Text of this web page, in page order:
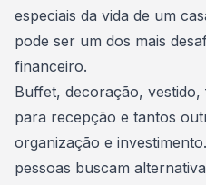
especiais da vida de um
pode ser um dos mais
financeiro.
Buffet, decoração,
para recepção e tantos
organização e investimento
pessoas buscam